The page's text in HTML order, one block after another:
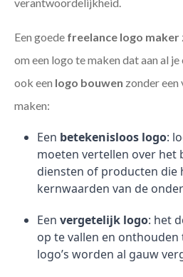
verantwoordelijkheid.
Een goede freelance logo maker
om een logo te maken dat aan al
ook een logo bouwen zonder een
maken:
Een betekenisloos logo:
moeten vertellen over het
diensten of producten die
kernwaarden van de
Een vergetelijk logo: het
op te vallen en onthouden
logo’s worden al gauw